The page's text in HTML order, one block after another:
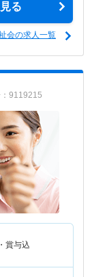
る
会の求人一覧
9119215
賞与込